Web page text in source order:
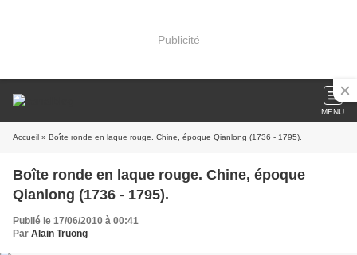
Publicité
MENU
Accueil » Boîte ronde en laque rouge. Chine, époque Qianlong (1736 - 1795).
Boîte ronde en laque rouge. Chine, époque
Qianlong (1736 - 1795).
Publié le 17/06/2010 à 00:41
Par Alain Truong